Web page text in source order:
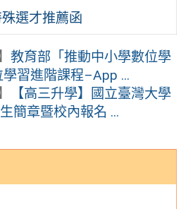
選才推薦函
教育部「推動中小學數位學
習進階課程–App ...
【高三升學】國立臺灣大學
簡章暨校內報名 ...